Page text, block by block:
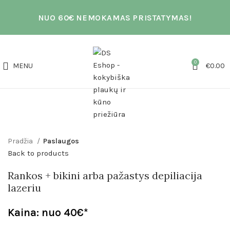
NUO 60€ NEMOKAMAS PRISTATYMAS!
MENU 0 €0.00
Pradžia Paslaugos
Back to products
Rankos + bikini arba pažastys depiliacija
lazeriu
Kaina: nuo 40€*